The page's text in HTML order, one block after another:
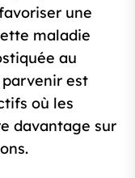
une
maladie
au
parvenir est
où les
davantage sur